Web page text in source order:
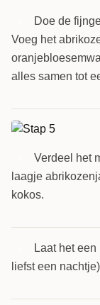
Doe de
Voeg het
alles samen tot
Verdeel het
laagje
kokos.
Laat het
liefst een